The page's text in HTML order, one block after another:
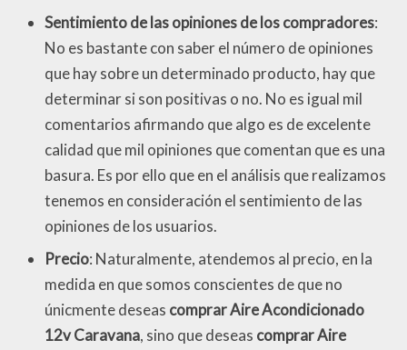
Sentimiento de las opiniones de los compradores:
No es bastante con saber el número de opiniones
que hay sobre un determinado producto, hay que
determinar si son positivas o no. No es igual mil
comentarios afirmando que algo es de excelente
calidad que mil opiniones que comentan que es una
basura. Es por ello que en el análisis que realizamos
tenemos en consideración el sentimiento de las
opiniones de los usuarios.
Precio: Naturalmente, atendemos al precio, en la
medida en que somos conscientes de que no
únicmente deseas comprar Aire Acondicionado
12v Caravana, sino que deseas comprar Aire